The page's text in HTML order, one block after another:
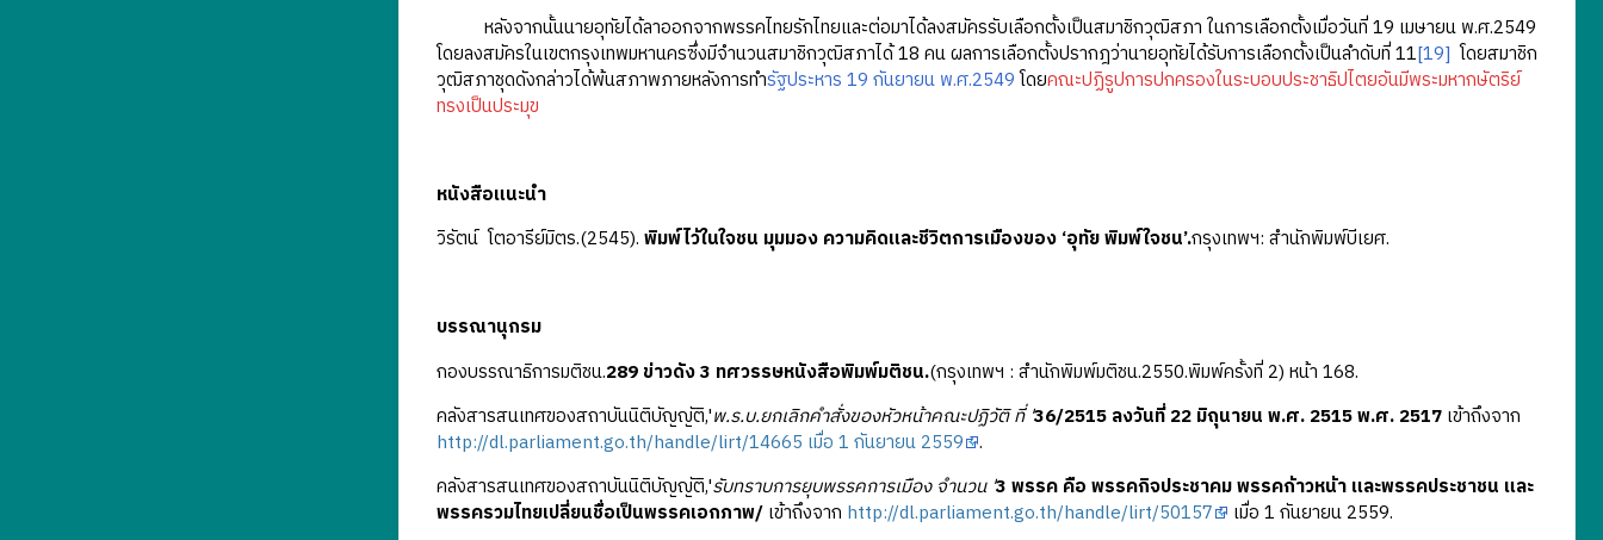
หลังจากนั้นนายอุทัยได้ลาออกจากพรรคไทยรักไทยและต่อมาได้ลงสมัครรับเลือกตั้งเป็นสมาชิกวุฒิสภา ในการเลือกตั้งเมื่อวันที่ 19 เมษายน พ.ศ.2549
โดยลงสมัครในเขตกรุงเทพมหานครซึ่งมีจำนวนสมาชิกวุฒิสภาได้ 18 คน ผลการเลือกตั้งปรากฎว่านายอุทัยได้รับการเลือกตั้งเป็นลำดับที่ 11[19] โดยสมาชิก
วุฒิสภาชุดดังกล่าวได้พ้นสภาพภายหลังการทำรัฐประหาร 19 กันยายน พ.ศ.2549โดยคณะปฏิรูปการปกครองในระบอบประชาธิปไตยอันมีพระมหากษัตริย์
ทรงเป็นประมุข
หนังสือแนะนำ
วิรัตน์ โตอารีย์มิตร.(2545). พิมพ์ไว้ในใจชน มุมมอง ความคิดและชีวิตการเมืองของ ‘อุทัย พิมพ์ใจชน’.กรุงเทพฯ: สำนักพิมพ์บีเยศ.
บรรณานุกรม
กองบรรณาธิการมติชน.289 ข่าวดัง 3 ทศวรรษหนังสือพิมพ์มติชน.(กรุงเทพฯ : สำนักพิมพ์มติชน.2550.พิมพ์ครั้งที่ 2) หน้า 168.
คลังสารสนเทศของสถาบันนิติบัญญัติ,'พ.ร.บ.ยกเลิกคำสั่งของหัวหน้าคณะปฏิวัติ ที่ '36/2515 ลงวันที่ 22 มิถุนายน พ.ศ. 2515 พ.ศ. 2517 เข้าถึงจาก
http://dl.parliament.go.th/handle/lirt/14665 เมื่อ 1 กันยายน 2559 .
คลังสารสนเทศของสถาบันนิติบัญญัติ,'รับทราบการยุบพรรคการเมือง จำนวน '3 พรรค คือ พรรคกิจประชาคม พรรคก้าวหน้า และพรรคประชาชน และ
พรรครวมไทยเปลี่ยนชื่อเป็นพรรคเอกภาพ/ เข้าถึงจาก http://dl.parliament.go.th/handle/lirt/50157
เมื่อ 1 กันยายน 2559.